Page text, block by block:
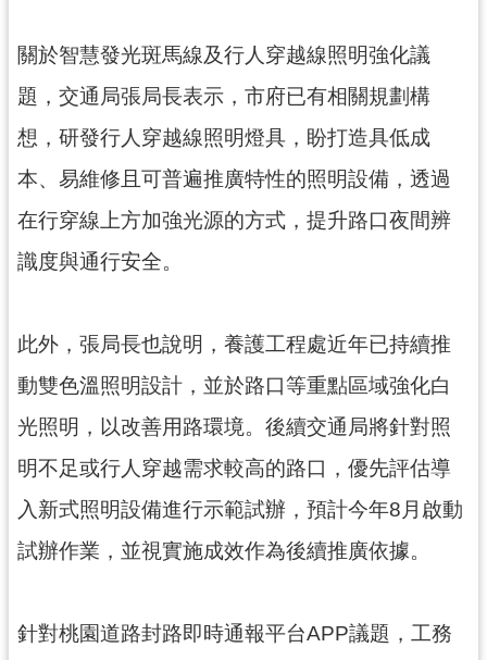
口
網
隱
私
權
策
網
全
政
府
網
站
資
放
關於智慧發光斑馬線及行人穿越線照明強化議
題，交通局張局長表示，市府已有相關規劃構
想，研發行人穿越線照明燈具，盼打造具低成
本、易維修且可普遍推廣特性的照明設備，透過
在行穿線上方加強光源的方式，提升路口夜間辨
識度與通行安全。
此外，張局長也說明，養護工程處近年已持續推
動雙色溫照明設計，並於路口等重點區域強化白
光照明，以改善用路環境。後續交通局將針對照
明不足或行人穿越需求較高的路口，優先評估導
入新式照明設備進行示範試辦，預計今年8月啟動
試辦作業，並視實施成效作為後續推廣依據。
針對桃園道路封路即時通報平台APP議題，工務